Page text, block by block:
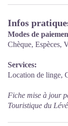
Infos
Modes de
Chèque, Espèces,
Services:
Location de linge,
Fiche mise à jour
Touristique du